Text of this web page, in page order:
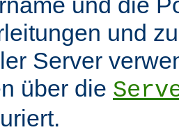
und
Server
über die